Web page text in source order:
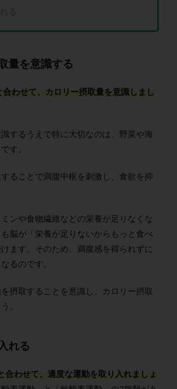
る
量を意識する
わせて、カロリー摂取量を意識しまし
するうえで特に大切なのは、野菜や海
す。
ることで満腹中枢を刺激し、食欲を抑
ンや食物繊維などの栄養が足りなくな
脳が「栄養が足りないからもっと食べ
ます。そのため、満腹感を得られずに
るのです。
摂取することを意識し、カロリー摂取
。
れる
合わせて、適度な運動を取り入れましょ